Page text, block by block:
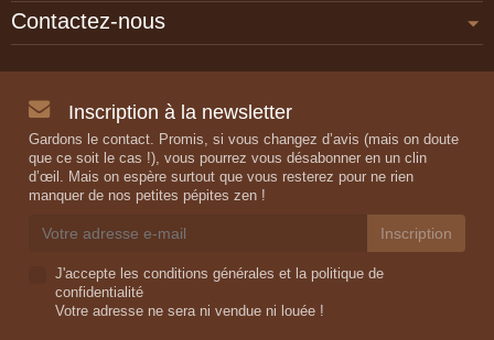
Contactez-nous
Inscription à la newsletter
Gardons le contact. Promis, si vous changez d’avis (mais on doute
que ce soit le cas !), vous pourrez vous désabonner en un clin
d’œil. Mais on espère surtout que vous resterez pour ne rien
manquer de nos petites pépites zen !
J'accepte les conditions générales et la politique de
confidentialité
Votre adresse ne sera ni vendue ni louée !